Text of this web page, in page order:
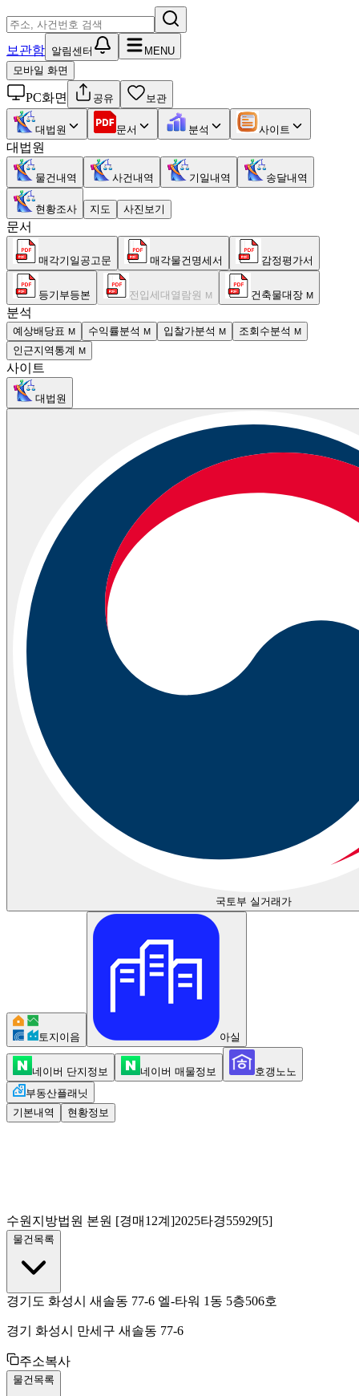
보관함 알림센터
MENU
모바일 화면
PC화면 공유 보관
대법원 문서 분석 사이트
대법원
물건내역 사건내역 기일내역 송달내역
현황조사 지도 사진보기
문서
매각기일공고문 매각물건명세서 감정평가서
등기부등본 전입세대열람원 M 건축물대장 M
분석
예상배당표 M 수익률분석 M 입찰가분석 M 조회수분석 M
인근지역통계 M
사이트
대법원
국토부 실거래가
토지이음 아실
네이버 단지정보 네이버 매물정보
호갱노노
부동산플래닛
기본내역
현황정보
수원지방법원 본원 [경매12계]2025타경55929[5]
물건목록
경기도 화성시 새솔동 77-6 엘-타워 1동 5층506호
경기 화성시 만세구 새솔동 77-6
주소복사
물건목록